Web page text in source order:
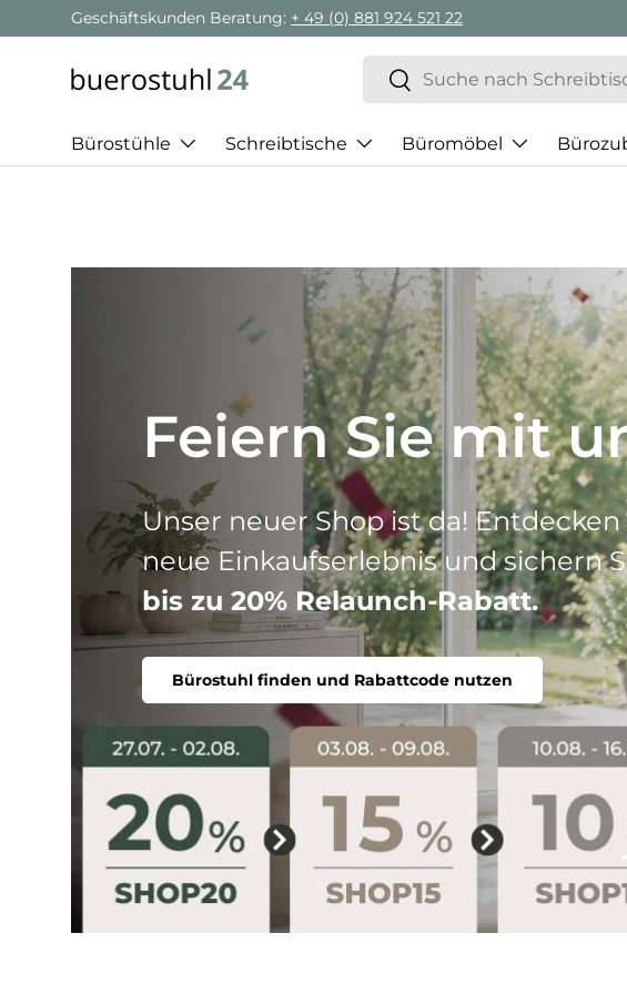
Direkt zum Inhalt
Geschäftskunden Beratung: + 49 (0) 881 924 521 22
Suchen
Suchen
Bürostühle Schreibtische Büromöbel
Best of HJH
Drei Produktlinien, ein Ziel: Ihr
Stuhl. Ergonomisch, komfortabel,
Bürostuhl finden